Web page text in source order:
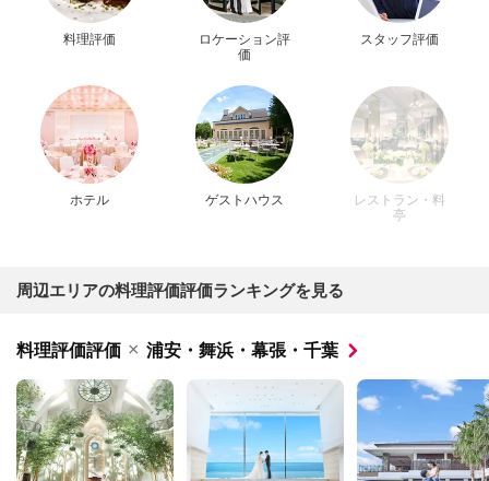
料理評価
ロケーション評
価
スタッフ評価
ホテル ゲストハウス
レストラン・料
亭
周辺エリアの料理評価評価ランキングを見る
料理評価評価 × 浦安・舞浜・幕張・千葉